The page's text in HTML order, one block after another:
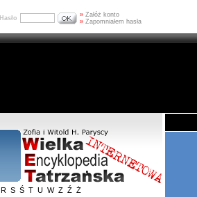
Hasło » Załóż konto
» Zapomniałem hasła
R S Ś T U W Z Ź Ż